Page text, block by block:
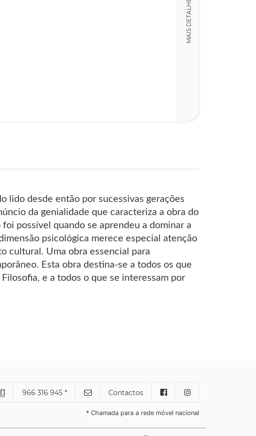
MAIS DETALHES
lido desde então por sucessivas gerações
da genialidade que caracteriza a obra do
possível quando se aprendeu a dominar a
psicológica merece especial atenção
cultural. Uma obra essencial para
Esta obra destina-se a todos os que
e a todos o que se interessam por
966 316 945 * Contactos
* Chamada para a rede móvel nacional